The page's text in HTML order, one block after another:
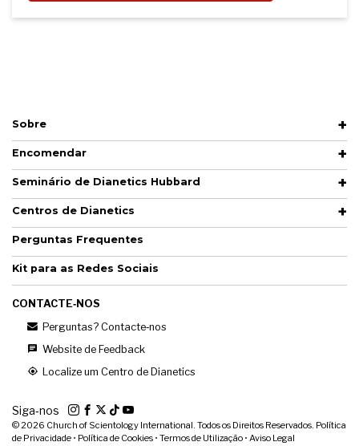
Sobre
Encomendar
Seminário de Dianetics Hubbard
Centros de Dianetics
Perguntas Frequentes
Kit para as Redes Sociais
CONTACTE‑NOS
Perguntas? Contacte‑nos
Website de Feedback
Localize um Centro de Dianetics
Siga‑nos
© 2026 Church of Scientology International. Todos os Direitos Reservados. Política
de Privacidade • Política de Cookies • Termos de Utilização • Aviso Legal